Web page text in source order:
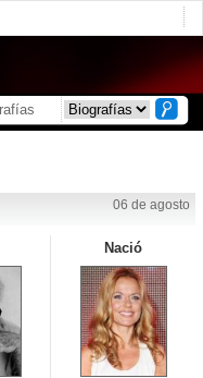
06 de agosto
Nació